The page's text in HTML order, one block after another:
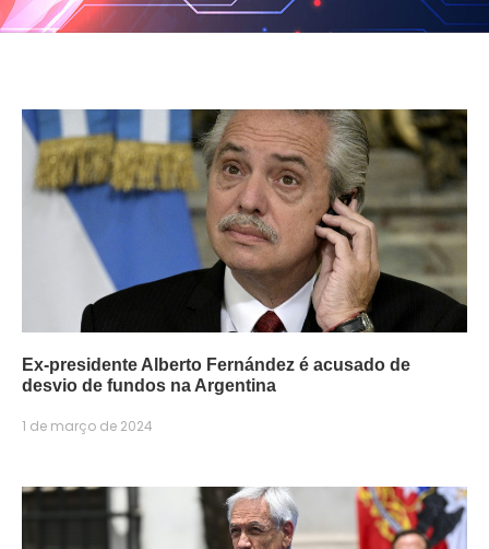
Ex-presidente Alberto Fernández é acusado de
desvio de fundos na Argentina
1 de março de 2024